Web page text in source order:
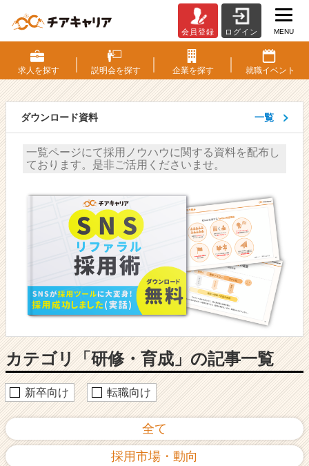
テ
ゴ
リ：
-
人
採
用
当
者
向
け
採
用
ハ
ウ
記
事
|
ン
チ
会員登録 ログイン MENU
求人を探す 説明会を探す 企業を探す 就職イベント
ダウンロード資料 一覧
一覧ページにて採用ノウハウに関する資料を配布し
ております。是非ご活用くださいませ。
カテゴリ「研修・育成」の記事一覧
全て
採用市場・動向
新卒向け 転職向け